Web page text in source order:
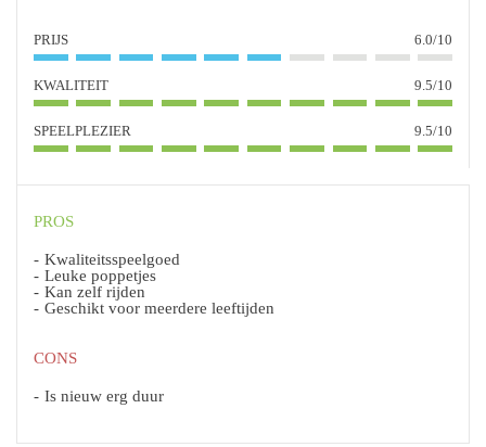
PRIJS 6.0/10
KWALITEIT 9.5/10
SPEELPLEZIER 9.5/10
PROS
Kwaliteitsspeelgoed
Leuke poppetjes
Kan zelf rijden
Geschikt voor meerdere leeftijden
CONS
Is nieuw erg duur